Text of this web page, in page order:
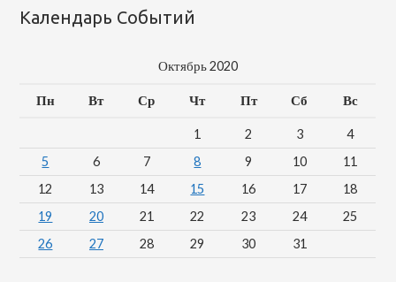
Календарь Событий
Октябрь 2020
Пн Вт Ср Чт Пт Сб Вс
1 2 3
4
5
6 7 8 9 10
11
12
13 14 15 16 17
18
19
20 21 22 23 24
25
26
27 28 29 30 31